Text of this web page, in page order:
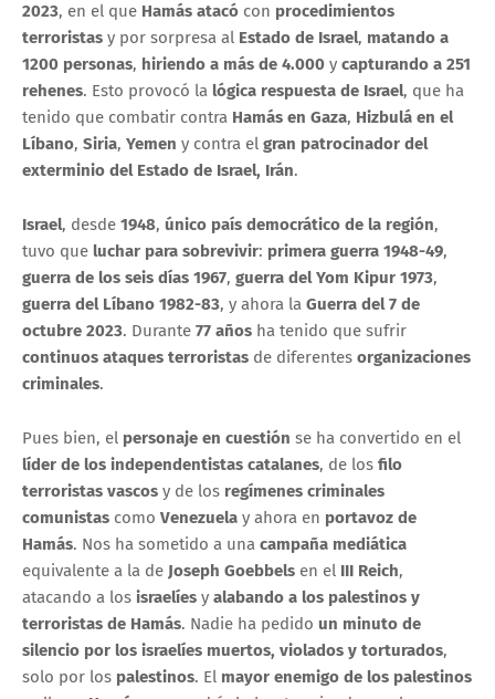
2023, en el que Hamás atacó con procedimientos
terroristas y por sorpresa al Estado de Israel, matando a
1200 personas, hiriendo a más de 4.000 y capturando a 251
rehenes. Esto provocó la lógica respuesta de Israel, que ha
tenido que combatir contra Hamás en Gaza, Hizbulá en el
Líbano, Siria, Yemen y contra el gran patrocinador del
exterminio del Estado de Israel, Irán.
Israel, desde 1948, único país democrático de la región,
tuvo que luchar para sobrevivir: primera guerra 1948-49,
guerra de los seis días 1967, guerra del Yom Kipur 1973,
guerra del Líbano 1982-83, y ahora la Guerra del 7 de
octubre 2023. Durante 77 años ha tenido que sufrir
continuos ataques terroristas de diferentes organizaciones
criminales.
Pues bien, el personaje en cuestión se ha convertido en el
líder de los independentistas catalanes, de los filo
terroristas vascos y de los regímenes criminales
comunistas como Venezuela y ahora en portavoz de
Hamás. Nos ha sometido a una campaña mediática
equivalente a la de Joseph Goebbels en el III Reich,
atacando a los israelíes y alabando a los palestinos y
terroristas de Hamás. Nadie ha pedido un minuto de
silencio por los israelíes muertos, violados y torturados,
solo por los palestinos. El mayor enemigo de los palestinos